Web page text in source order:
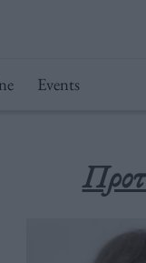
Events